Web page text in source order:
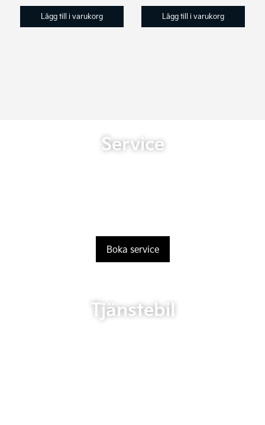
Lägg till i varukorg Lägg till i varukorg
Service
Boka service
Tjänstebil